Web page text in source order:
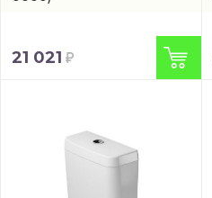
21 021